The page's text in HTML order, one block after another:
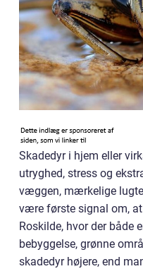
Skadedyr i hjem eller
utryghed, stress og
væggen, mærkelige
være første signal om,
Roskilde, hvor der
bebyggelse, grønne
skadedyr højere, end